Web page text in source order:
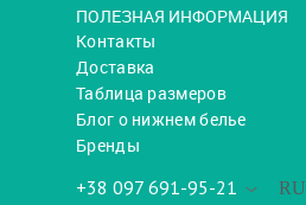
ПОЛЕЗНАЯ ИНФОРМАЦИЯ
Контакты
Доставка
Таблица размеров
Блог о нижнем белье
Бренды
RU
+38 097 691-95-21